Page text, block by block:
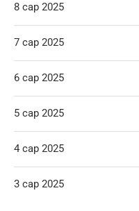
8 сар 2025
7 сар 2025
6 сар 2025
5 сар 2025
4 сар 2025
3 сар 2025